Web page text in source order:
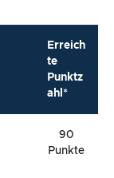
Erreich
te
Punktz
ahl*
90
Punkte